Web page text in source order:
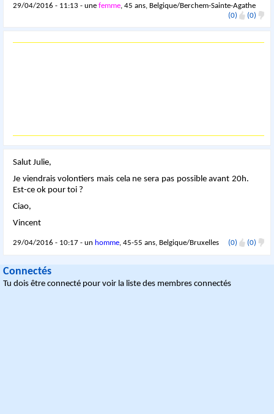
29/04/2016 - 11:13 - unefemme, 45 ans, Belgique/Berchem-Sainte-Agathe
(0)
(0)
Salut Julie,
Je viendrais volontiers mais cela ne sera pas possible avant 20h.
Est-ce ok pour toi ?
Ciao,
Vincent
29/04/2016 - 10:17 - un homme, 45-55 ans, Belgique/Bruxelles (0) (0)
Connectés
Tu dois être connecté pour voir la liste des membres connectés